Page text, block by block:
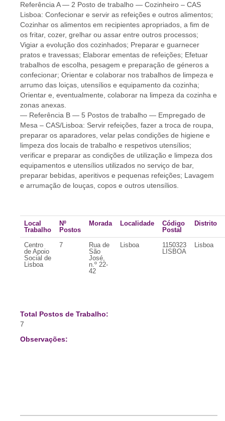
Referência A — 2 Posto de trabalho — Cozinheiro – CAS
Lisboa: Confecionar e servir as refeições e outros alimentos;
Cozinhar os alimentos em recipientes apropriados, a fim de
os fritar, cozer, grelhar ou assar entre outros processos;
Vigiar a evolução dos cozinhados; Preparar e guarnecer
pratos e travessas; Elaborar ementas de refeições; Efetuar
trabalhos de escolha, pesagem e preparação de géneros a
confecionar; Orientar e colaborar nos trabalhos de limpeza e
arrumo das loiças, utensílios e equipamento da cozinha;
Orientar e, eventualmente, colaborar na limpeza da cozinha e
zonas anexas.
— Referência B — 5 Postos de trabalho — Empregado de
Mesa – CAS/Lisboa: Servir refeições, fazer a troca de roupa,
preparar os aparadores, velar pelas condições de higiene e
limpeza dos locais de trabalho e respetivos utensílios;
verificar e preparar as condições de utilização e limpeza dos
equipamentos e utensílios utilizados no serviço de bar,
preparar bebidas, aperitivos e pequenas refeições; Lavagem
e arrumação de louças, copos e outros utensílios.
Local
Trabalho
Nº
Postos
Morada Localidade
Código
Postal
Distrito
Centro
de Apoio
Social de
Lisboa
7
Rua de
São
José,
n.º 22-
42
Lisboa
1150323
LISBOA
Lisboa
Total Postos de Trabalho:
7
Observações: